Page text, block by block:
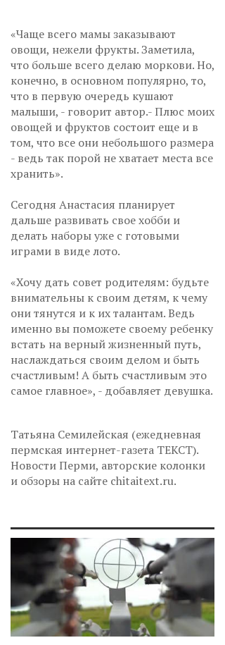
«Чаще всего мамы заказывают
овощи, нежели фрукты. Заметила,
что больше всего делаю моркови. Но,
конечно, в основном популярно, то,
что в первую очередь кушают
малыши, - говорит автор.- Плюс моих
овощей и фруктов состоит еще и в
том, что все они небольшого размера
- ведь так порой не хватает места все
хранить».
Сегодня Анастасия планирует
дальше развивать свое хобби и
делать наборы уже с готовыми
играми в виде лото.
«Хочу дать совет родителям: будьте
внимательны к своим детям, к чему
они тянутся и к их талантам. Ведь
именно вы поможете своему ребенку
встать на верный жизненный путь,
наслаждаться своим делом и быть
счастливым! А быть счастливым это
самое главное», - добавляет девушка.
Татьяна Семилейская (ежедневная
пермская интернет-газета ТЕКСТ).
Новости Перми, авторские колонки
и обзоры на сайте chitaitext.ru.